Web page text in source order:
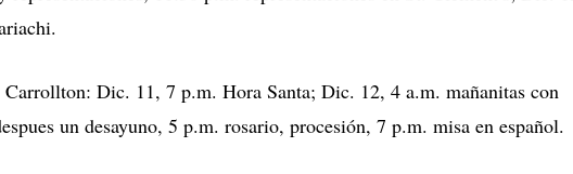
Dic. 11, 7 p.m. Hora Santa; Dic. 12, 4 a.m. mañanitas con
un desayuno, 5 p.m. rosario, procesión, 7 p.m. misa en español.